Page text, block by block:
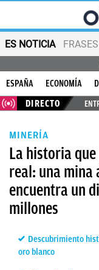
ES NOTICIA
ESPAÑA ECONOMÍA
DIRECTO
MINERÍA
La historia
real: una mina
encuentra un
millones
Descubrimiento
oro blanco